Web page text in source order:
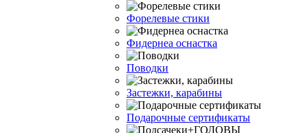
Форелевые стики
Фидернеа оснастка
Поводки
Застежки, карабины
Подарочные сертификаты